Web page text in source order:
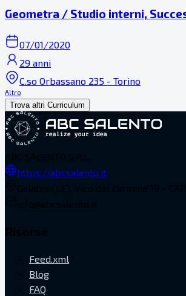
Geometra / Studio interni,
07/01/2020
29 anni
C.so Orbassano 235 - Torino
Altro
Trova altri Curriculum
https://abcsalento.it
Feed.xml
Blog
FAQ